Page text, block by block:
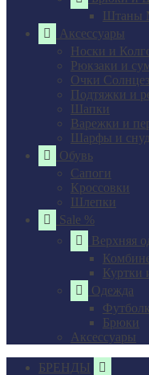
Штаны
Аксессуары
Носки и
Рюкзаки и
Очки
Подтяжки и
Шапки
Варежки и
Шарфы и
Обувь
Сапоги
Кроссовки
Шлепки
Sale %
Верхняя
Куртки
Одежда
Брюки
Аксессуары
БРЕНДЫ